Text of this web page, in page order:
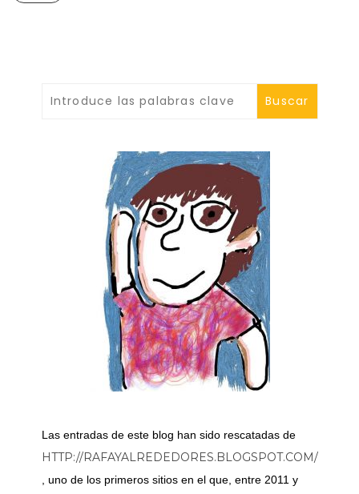
Las entradas de este blog han sido rescatadas de
HTTP://RAFAYALREDEDORES.BLOGSPOT.COM/
, uno de los primeros sitios en el que, entre 2011 y